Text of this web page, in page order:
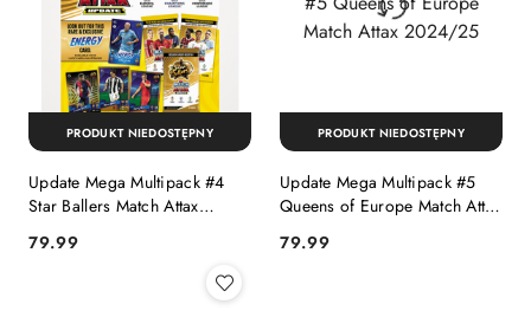
Update Mega Multipack #4
Star Ballers Match Attax
Cena:
79.99
PRODUKT NIEDOSTĘPNY
Update Mega Multipack #5
Queens of Europe Match Attax
Cena:
79.99
PRODUKT NIEDOSTĘPNY